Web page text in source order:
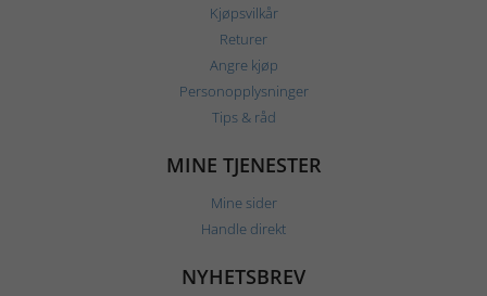
Kjøpsvilkår
Returer
Angre kjøp
Personopplysninger
Tips & råd
MINE TJENESTER
Mine sider
Handle direkt
NYHETSBREV